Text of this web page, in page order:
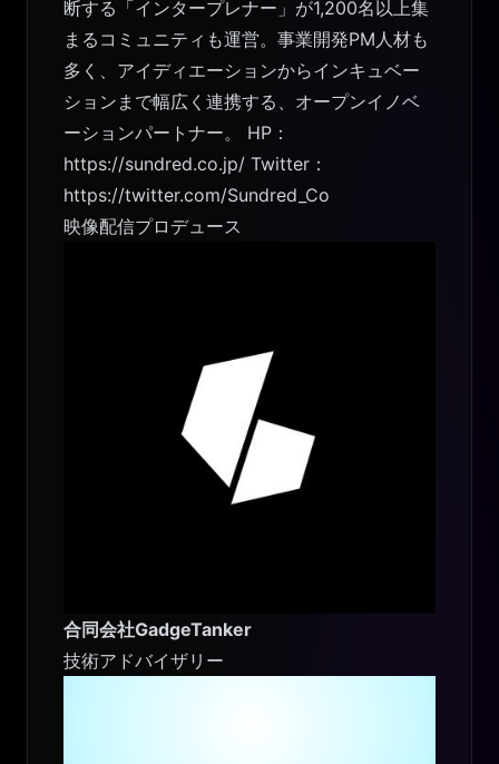
断する「インタープレナー」が1,200名以上集
まるコミュニティも運営。事業開発PM人材も
多く、アイディエーションからインキュベー
ションまで幅広く連携する、オープンイノベ
ーションパートナー。 HP：
https://sundred.co.jp/ Twitter：
https://twitter.com/Sundred_Co
映像配信プロデュース
合同会社GadgeTanker
技術アドバイザリー